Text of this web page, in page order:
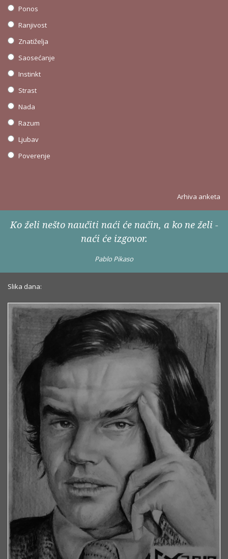
Ponos
Ranjivost
Znatiželja
Saosećanje
Instinkt
Strast
Nada
Razum
Ljubav
Poverenje
Arhiva anketa
Ko želi nešto naučiti naći će način, a ko ne želi -
naći će izgovor.
Pablo Pikaso
Slika dana: